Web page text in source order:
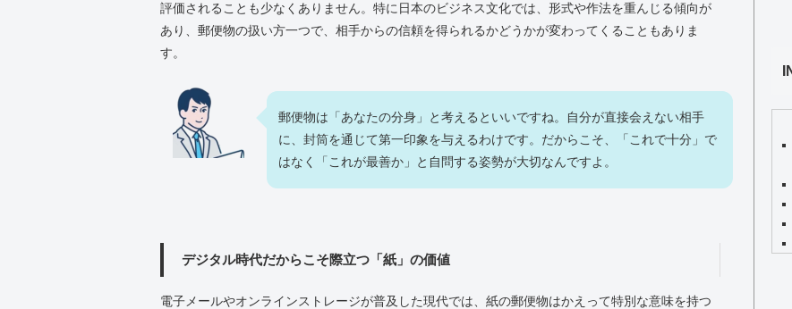
評価されることも少なくありません。特に日本のビジネス文化では、形式や作法を重んじる傾向が
あり、郵便物の扱い方一つで、相手からの信頼を得られるかどうかが変わってくることもありま
す。
郵便物は「あなたの分身」と考えるといいですね。自分が直接会えない相手
に、封筒を通じて第一印象を与えるわけです。だからこそ、「これで十分」で
はなく「これが最善か」と自問する姿勢が大切なんですよ。
デジタル時代だからこそ際立つ「紙」の価値
電子メールやオンラインストレージが普及した現代では、紙の郵便物はかえって特別な意味を持つ